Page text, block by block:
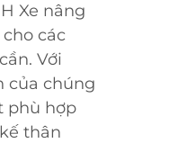
Xe nâng
các
Với
của chúng
phù hợp
thân